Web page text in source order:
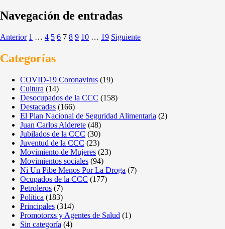
Navegación de entradas
Anterior 1 … 4 5 6 7 8 9 10 … 19 Siguiente
Categorías
COVID-19 Coronavirus (19)
Cultura (14)
Desocupados de la CCC (158)
Destacadas (166)
El Plan Nacional de Seguridad Alimentaria (2)
Juan Carlos Alderete (48)
Jubilados de la CCC (30)
Juventud de la CCC (23)
Movimiento de Mujeres (23)
Movimientos sociales (94)
Ni Un Pibe Menos Por La Droga (7)
Ocupados de la CCC (177)
Petroleros (7)
Política (183)
Principales (314)
Promotorxs y Agentes de Salud (1)
Sin categoría (4)